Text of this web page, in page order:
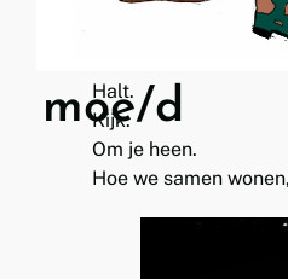
moe/d
Halt.
Kijk.
Om je heen.
Hoe we samen